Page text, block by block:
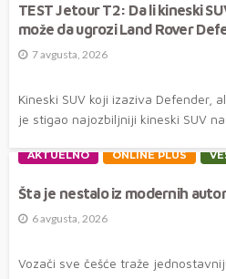
TEST Jetour T2: Da li kineski
može da ugrozi Land Rover
7 avgusta, 2026
Kineski SUV koji izaziva Defender,
je stigao najozbiljniji kineski SUV na
AKTUELNO ONLINE PLUS
Šta je nestalo iz modernih
6 avgusta, 2026
Vozači sve češće traže